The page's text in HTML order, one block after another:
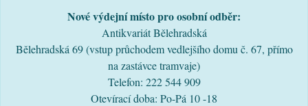
Nové výdejní místo pro osobní odběr:
Antikvariát Bělehradská
Bělehradská 69 (vstup průchodem vedlejšího domu č. 67, přímo
na zastávce tramvaje)
Telefon: 222 544 909
Otevírací doba: Po-Pá 10 -18